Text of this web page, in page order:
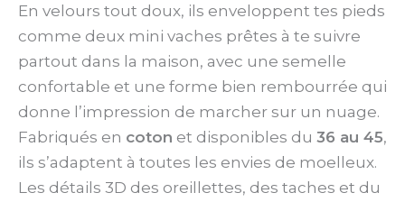
En velours tout doux, ils enveloppent tes pieds
comme deux mini vaches prêtes à te suivre
partout dans la maison, avec une semelle
confortable et une forme bien rembourrée qui
donne l’impression de marcher sur un nuage.
Fabriqués en coton et disponibles du 36 au 45,
ils s’adaptent à toutes les envies de moelleux.
Les détails 3D des oreillettes, des taches et du